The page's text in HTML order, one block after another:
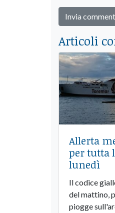
Articoli
Allerta
per tutta
lunedì
Il codice
del mattino,
piogge